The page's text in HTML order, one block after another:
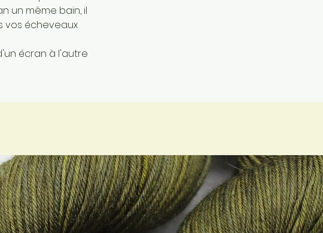
un même bain, il
vos écheveaux
écran à l'autre